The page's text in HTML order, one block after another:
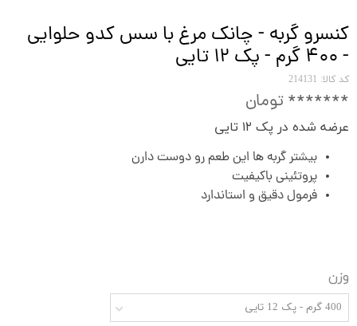
کنسرو گربه - چانک مرغ با سس کدو حلوایی
- ۴۰۰ گرم - پک ۱۲ تایی
کد کالا: 214131
******* تومان
عرضه شده در پک ۱۲ تایی
بیشتر گربه ها این طعم رو دوست دارن
پروتئینی باکیفیت
فرمول دقیق و استاندارد
وزن
400 گرم - پک 12 تایی